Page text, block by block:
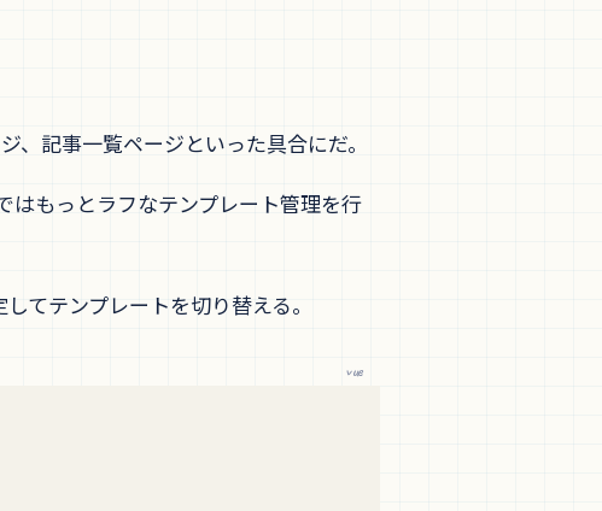
記事一覧ページといった具合にだ。
もっとラフなテンプレート管理を行
てテンプレートを切り替える。
vue